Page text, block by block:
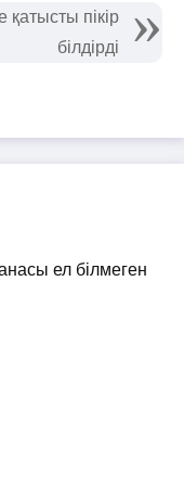
пікір
білдірді